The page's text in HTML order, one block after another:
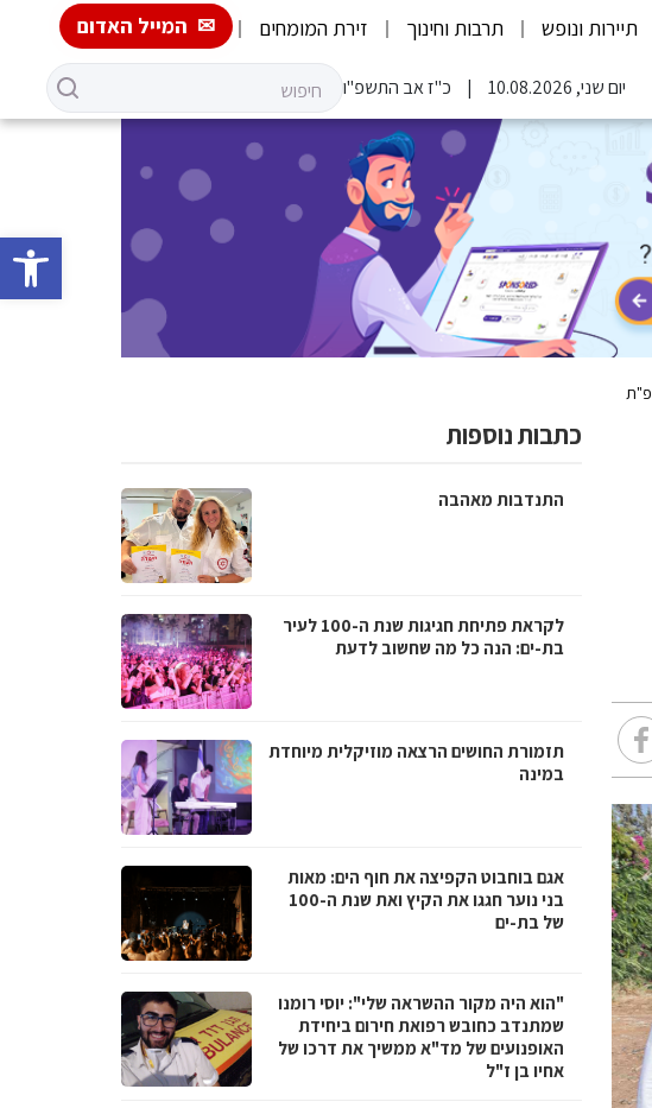
פתח
תיירות ונופש תרבות וחינוך זירת המומחים המייל האדום
יום שני, 10.08.2026 כ"ז אב התשפ"ו
כתבות נוספות
התנדבות מאהבה
לקראת פתיחת חגיגות שנת ה-100 לעיר
בת-ים: הנה כל מה שחשוב לדעת
תזמורת החושים הרצאה מוזיקלית מיוחדת
במינה
אגם בוחבוט הקפיצה את חוף הים: מאות
בני נוער חגגו את הקיץ ואת שנת ה-100
של בת-ים
"הוא היה מקור ההשראה שלי": יוסי רומנו
שמתנדב כחובש רפואת חירום ביחידת
האופנועים של מד"א ממשיך את דרכו של
אחיו בן ז"ל